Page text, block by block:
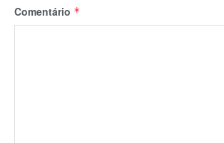
Comentário *